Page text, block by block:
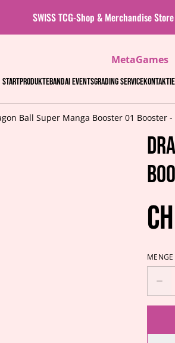
SWISS TCG-Shop & Merchandise
MetaGames
StartProdukteBandai eventsGrading Service
Ball Super Manga Booster 01 Booster -
MENGE